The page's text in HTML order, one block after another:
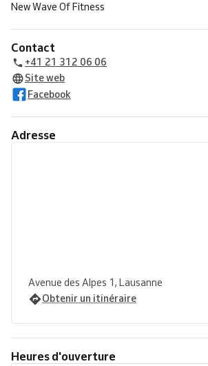
New Wave Of Fitness
Contact
+41 21 312 06 06
Site web
Facebook
Adresse
Avenue des Alpes 1, Lausanne
Obtenir un itinéraire
Heures d'ouverture